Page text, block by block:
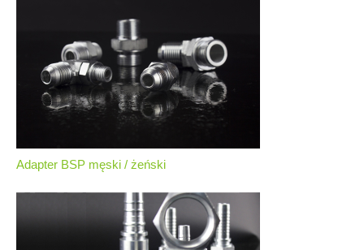
Adapter BSP męski / żeński